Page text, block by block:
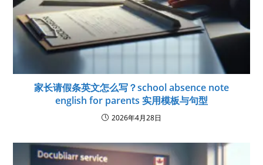
家长请假条英文怎么写？school absence note
english for parents 实用模板与句型
2026年4月28日